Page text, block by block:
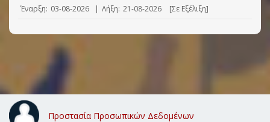
Έναρξη: 03-08-2026 | Λήξη: 21-08-2026 [Σε Εξέλιξη]
Προστασία Προσωπικών Δεδομένων